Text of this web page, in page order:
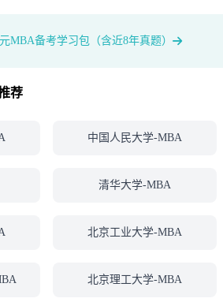
MBA备考学习包（含近8年真题）
荐
中国人民大学-MBA
清华大学-MBA
北京工业大学-MBA
北京理工大学-MBA